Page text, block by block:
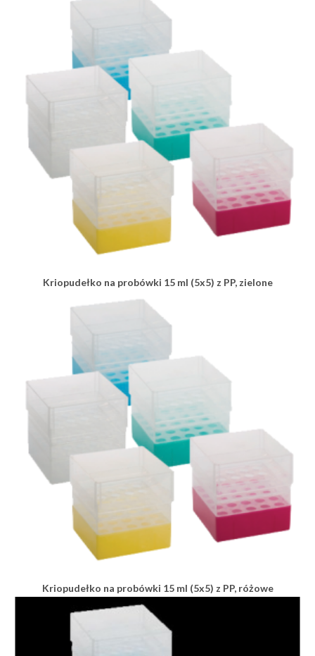
Kriopudełko na probówki 15 ml (5x5) z PP, zielone
Kriopudełko na probówki 15 ml (5x5) z PP, różowe